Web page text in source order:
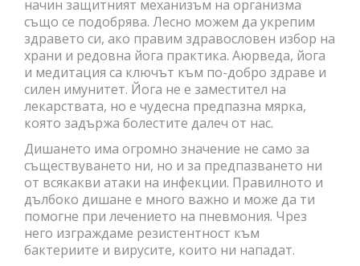
начин защитният механизъм на организма
също се подобрява. Лесно можем да укрепим
здравето си, ако правим здравословен избор на
храни и редовна йога практика. Аюрведа, йога
и медитация са ключът към по-добро здраве и
силен имунитет. Йога не е заместител на
лекарствата, но е чудесна предпазна мярка,
която задържа болестите далеч от нас.
Дишането има огромно значение не само за
съществуването ни, но и за предпазването ни
от всякакви атаки на инфекции. Правилното и
дълбоко дишане е много важно и може да ти
помогне при лечението на пневмония. Чрез
него изграждаме резистентност към
бактериите и вирусите, които ни нападат.